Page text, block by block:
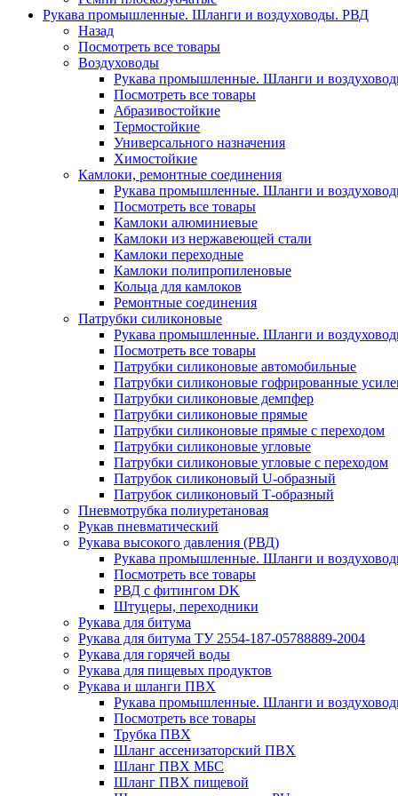
Рукава промышленные. Шланги и воздуховоды. РВД
Назад
Посмотреть все товары
Воздуховоды
Рукава промышленные. Шланги и
Посмотреть все товары
Абразивостойкие
Термостойкие
Универсального назначения
Химостойкие
Камлоки, ремонтные соединения
Рукава промышленные. Шланги и
Посмотреть все товары
Камлоки алюминиевые
Камлоки из нержавеющей стали
Камлоки переходные
Камлоки полипропиленовые
Кольца для камлоков
Ремонтные соединения
Патрубки силиконовые
Рукава промышленные. Шланги и
Посмотреть все товары
Патрубки силиконовые автомобильные
Патрубки силиконовые гофрированные
Патрубки силиконовые демпфер
Патрубки силиконовые прямые
Патрубки силиконовые прямые с переходом
Патрубки силиконовые угловые
Патрубки силиконовые угловые с переходом
Патрубок силиконовый U-образный
Патрубок силиконовый Т-образный
Пневмотрубка полиуретановая
Рукaв пневматический
Рукава высокого давления (РВД)
Рукава промышленные. Шланги и
Посмотреть все товары
РВД с фитингом DK
Штуцеры, переходники
Рукава для битума
Рукава для битума ТУ 2554-187-05788889-2004
Рукава для горячей воды
Рукава для пищевых продуктов
Рукава и шланги ПВХ
Рукава промышленные. Шланги и
Посмотреть все товары
Трубка ПВХ
Шланг ассенизаторский ПВХ
Шланг ПВХ МБС
Шланг ПВХ пищевой